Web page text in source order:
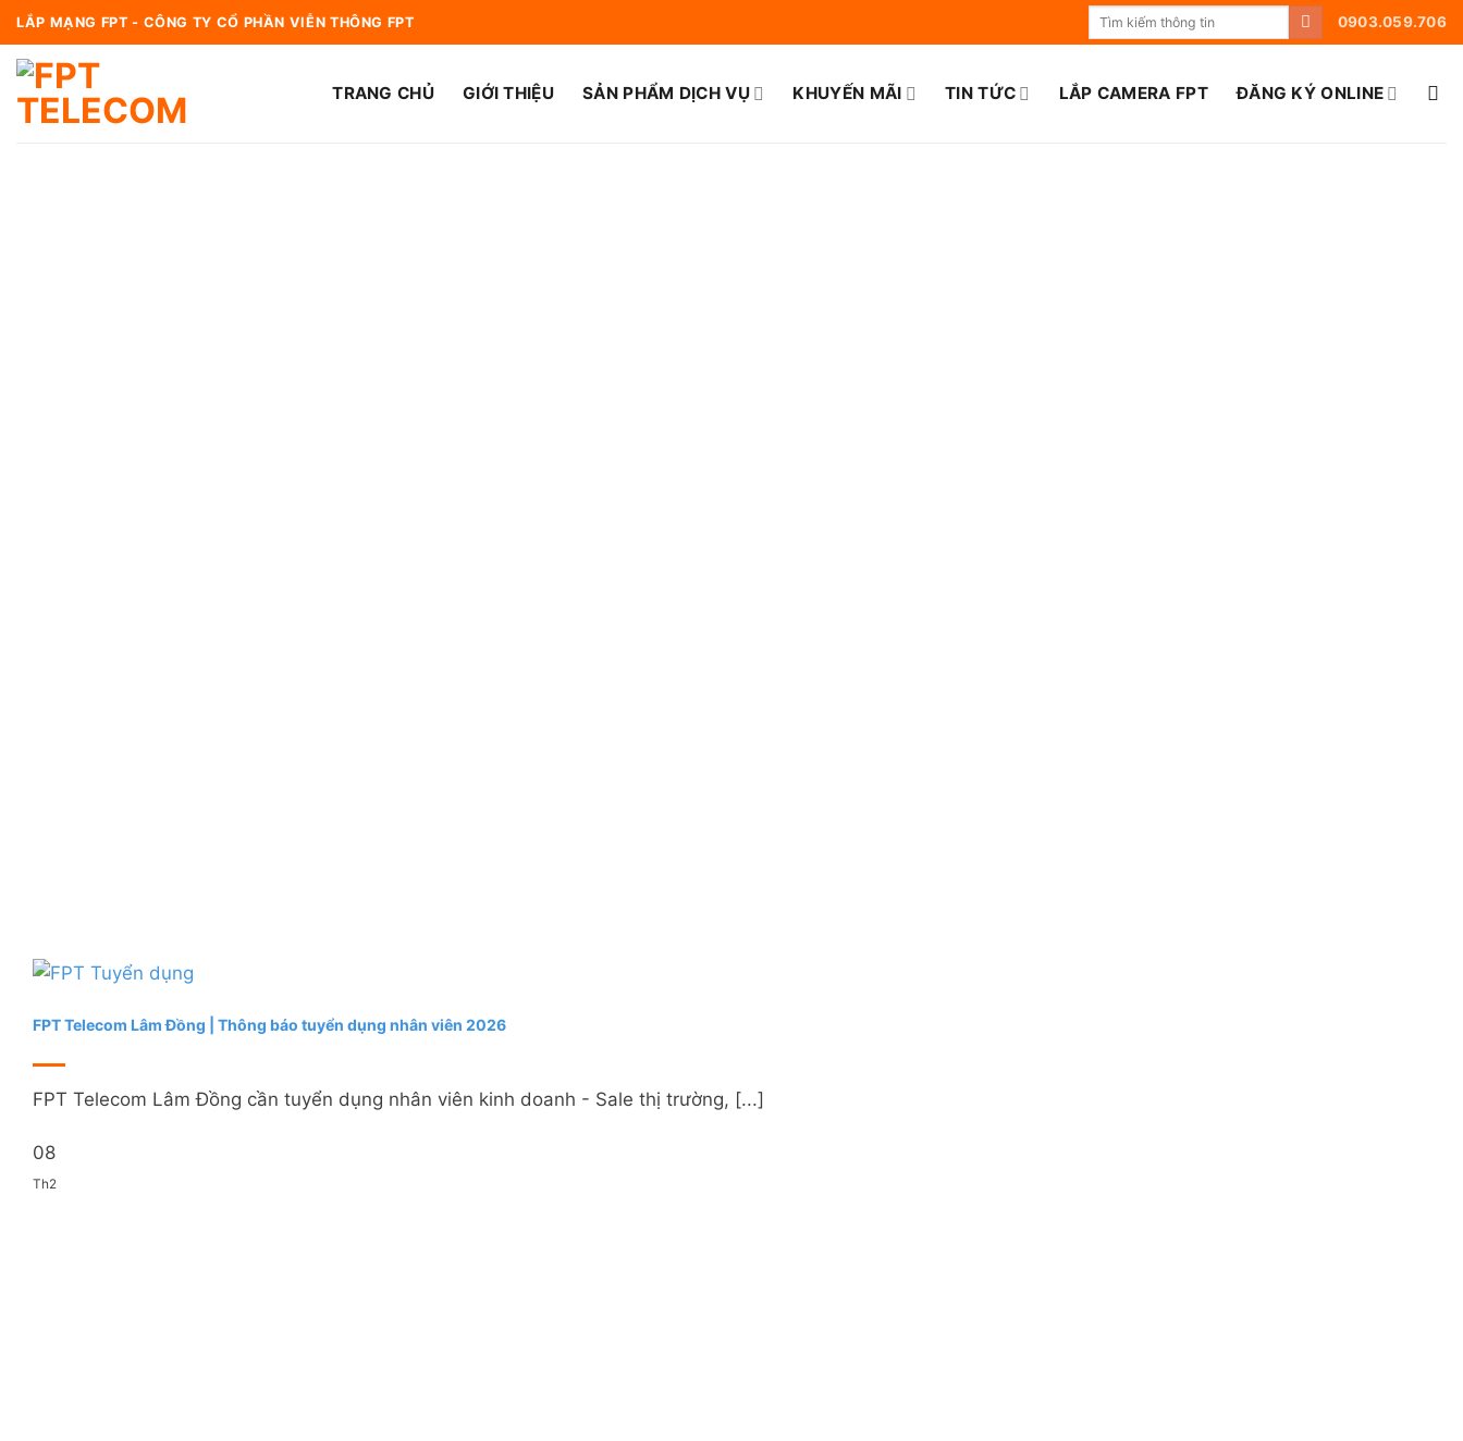
Bỏ
qua
nội
dung
LẮP MẠNG FPT - CÔNG TY CỔ PHẦN VIỄN THÔNG FPT 0903.059.706
TRANG CHỦ GIỚI THIỆU SẢN PHẨM DỊCH VỤ KHUYẾN MÃI TIN TỨC LẮP CAMERA FPT ĐĂNG KÝ ONLINE
FPT Telecom Lâm Đồng | Thông báo tuyển dụng nhân viên 2026
FPT Telecom Lâm Đồng cần tuyển dụng nhân viên kinh doanh - Sale thị trường, [...]
08
Th2